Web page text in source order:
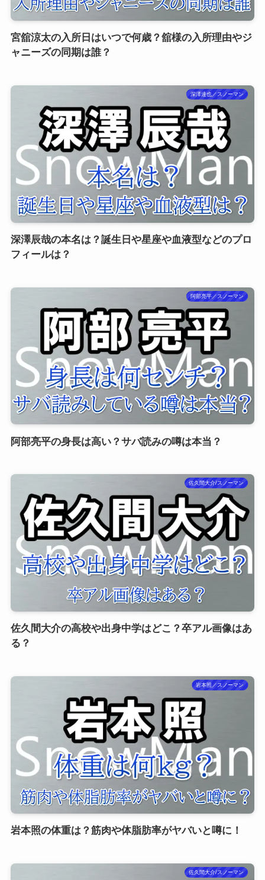
宮舘涼太の入所日はいつで何歳？舘様の入所理由やジ
ャニーズの同期は誰？
深澤達也／スノーマン
深澤辰哉の本名は？誕生日や星座や血液型などのプロ
フィールは？
阿部亮平／スノーマン
阿部亮平の身長は高い？サバ読みの噂は本当？
佐久間大介/スノーマン
佐久間大介の高校や出身中学はどこ？卒アル画像はあ
る？
岩本照／スノーマン
岩本照の体重は？筋肉や体脂肪率がヤバいと噂に！
佐久間大介/スノーマン